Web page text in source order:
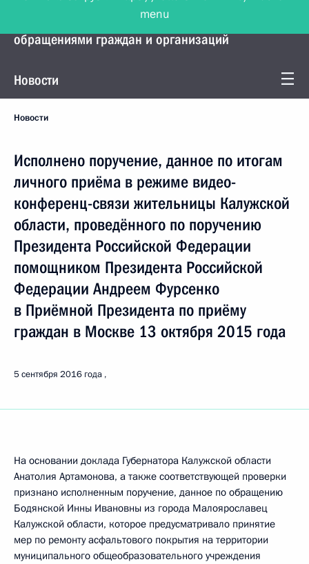
Управление Президента по работе с
обращениями граждан и организаций
Новости
Новости
Исполнено поручение, данное по итогам
личного приёма в режиме видео-
конференц-связи жительницы Калужской
области, проведённого по поручению
Президента Российской Федерации
помощником Президента Российской
Федерации Андреем Фурсенко
в Приёмной Президента по приёму
граждан в Москве 13 октября 2015 года
5 сентября 2016 года
На основании доклада Губернатора Калужской области
Анатолия Артамонова, а также соответствующей проверки
признано исполненным поручение, данное по обращению
Бодянской Инны Ивановны из города Малоярославец
Калужской области, которое предусматривало принятие
мер по ремонту асфальтового покрытия на территории
муниципального общеобразовательного учреждения
menu